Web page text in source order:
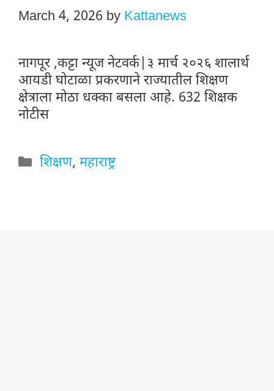
March 4, 2026 by Kattanews
नागपूर ,कट्टा न्यूज नेटवर्क|३ मार्च २०२६ शालार्थ
आयडी घोटाळा प्रकरणाने राज्यातील शिक्षण
क्षेत्राला मोठा धक्का बसला आहे. 632 शिक्षक
नोटीस
Categories
शिक्षण,महाराष्ट्र